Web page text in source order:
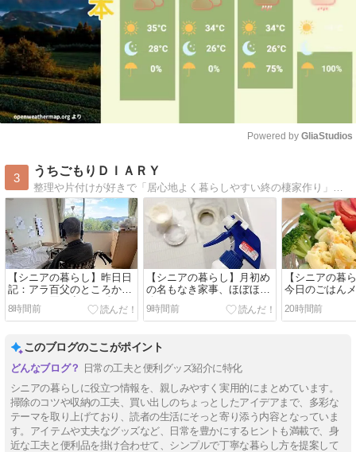
Powered by GliaStudios
3
うちごもりＤＩＡＲＹ
【シニアの暮らし】昨日日
記：アラ百父のところから
いつもの買い出し🚙🛒。。
8時間前
【シニアの暮らし】月初め
の名もなき家事、ほぼほぼ
終了👏💕。。
9時間前
【シニアの暮
今日のごはん
20時間前
このブログのここがポイント
日常の工夫と便利グッズ紹介に特化
シニアの暮らしに役立つ情報を、親しみやすく実用的にまとめています。
掃除のコツや収納の工夫、買い出しのちょっとしたアイデアまで、多彩な
テーマを取り上げており、読者の生活にそっと寄り添う内容となっていま
す。アイテムや丈夫なグッズなど、日常を豊かにするヒントも満載で、身
近な工夫と便利品を掛け合わせて、シンプルで丁寧な暮らし方を提案して